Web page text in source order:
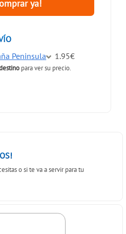
Peninsula 1.95€
para ver su precio.
o si te va a servir para tu